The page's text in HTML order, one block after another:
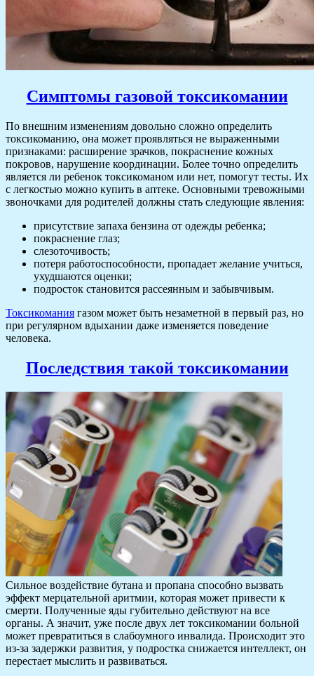
Симптомы газовой токсикомании
По внешним изменениям довольно сложно определить
токсикоманию, она может проявляться не выраженными
признаками: расширение зрачков, покраснение кожных
покровов, нарушение координации. Более точно определить
является ли ребенок токсикоманом или нет, помогут тесты. Их
с легкостью можно купить в аптеке. Основными тревожными
звоночками для родителей должны стать следующие явления:
присутствие запаха бензина от одежды ребенка;
покраснение глаз;
слезоточивость;
потеря работоспособности, пропадает желание учиться,
ухудшаются оценки;
подросток становится рассеянным и забывчивым.
Токсикомания газом может быть незаметной в первый раз, но
при регулярном вдыхании даже изменяется поведение
человека.
Последствия такой токсикомании
Сильное воздействие бутана и пропана способно вызвать
эффект мерцательной аритмии, которая может привести к
смерти. Полученные яды губительно действуют на все
органы. А значит, уже после двух лет токсикомании больной
может превратиться в слабоумного инвалида. Происходит это
из-за задержки развития, у подростка снижается интеллект, он
перестает мыслить и развиваться.